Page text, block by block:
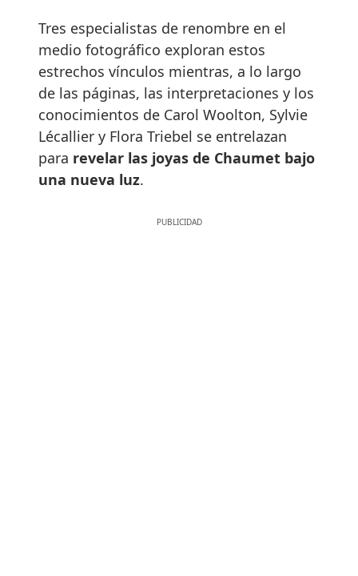
Tres especialistas de renombre en el
medio fotográfico exploran estos
estrechos vínculos mientras, a lo largo
de las páginas, las interpretaciones y los
conocimientos de Carol Woolton, Sylvie
Lécallier y Flora Triebel se entrelazan
para revelar las joyas de Chaumet bajo
una nueva luz.